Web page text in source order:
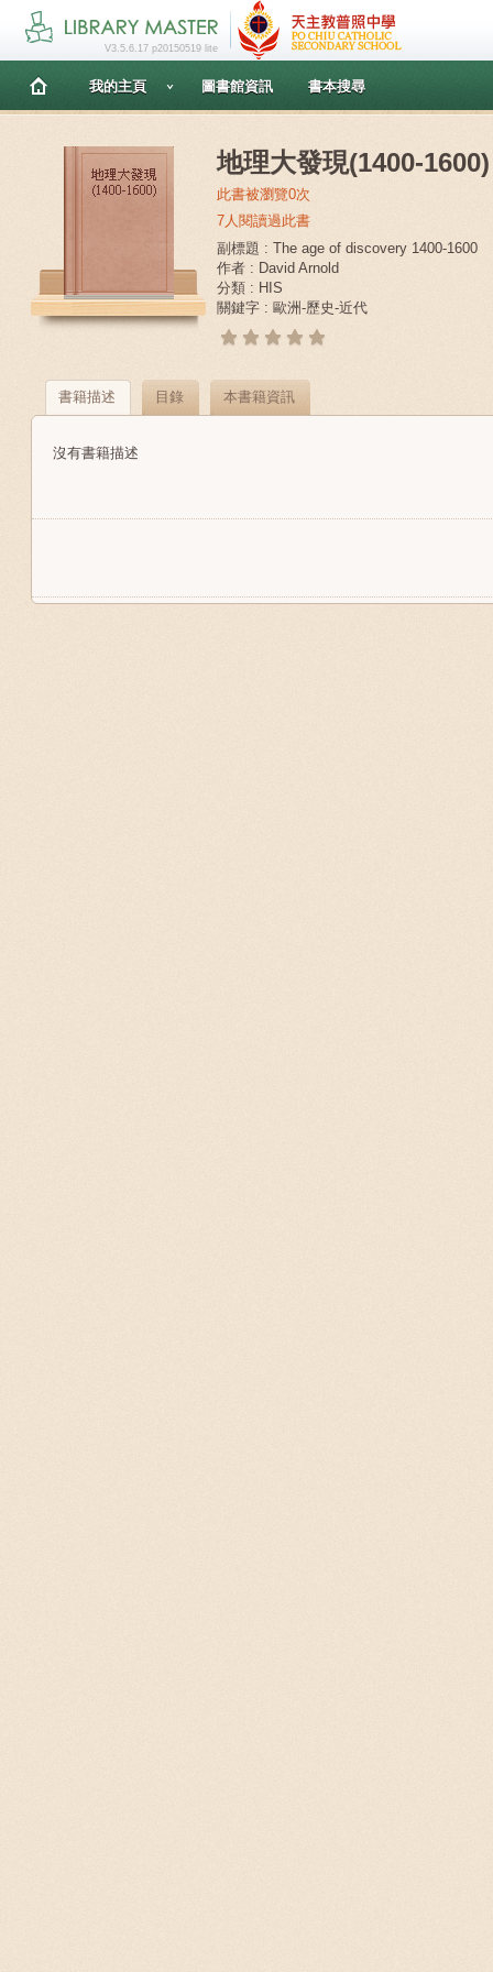
V3.5.6.17 p20150519 lite
我的主頁 圖書館資訊 書本搜尋
地理大發現(1400-1600)
此書被瀏覽0次
7人閱讀過此書
副標題 : The age of discovery 1400-1600
作者 : David Arnold
分類 : HIS
關鍵字 : 歐洲-歷史-近代
書籍描述 目錄 本書籍資訊
沒有書籍描述